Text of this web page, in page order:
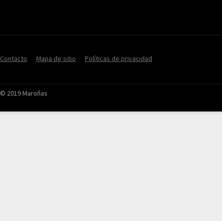
Contacto Mapa de sitio Políticas de privacidad
© 2019 Maroñas